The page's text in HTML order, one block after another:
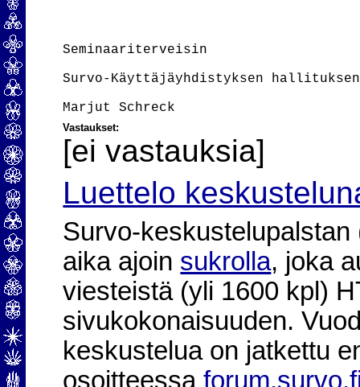
Seminaariterveisin
Survo-Käyttäjäyhdistyksen
Vastaukset:
[ei vastauksia]
Luettelo
Survo-
aika ajoin sukrolla, joka
viesteistä (yli 1600 kpl)
sivukokonaisuuden.
keskustelua on jatkettu
osoitteessa